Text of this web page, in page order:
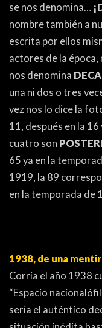
se nos denomina…
nombre también a
escrita por ellos
actores de la época,
nos denomina
una ni dos o tres
vez nos lo dice la
11, después en la
cuatro son
65 ya en la
1919, la 89
en la temporada de
1938, de una
Corría el año 1938
“Espacio
sería el auténtico